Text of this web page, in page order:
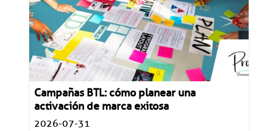
Campañas BTL: cómo planear una
activación de marca exitosa
2026-07-31